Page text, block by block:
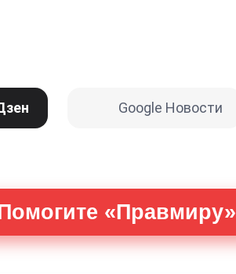
Google Новости
«Правмиру»